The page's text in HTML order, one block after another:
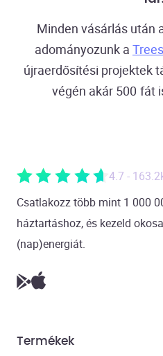
Minden vásárlás után
adományozunk a
újraerdősítési projektek
végén akár 500 fát
4.7 -
Csatlakozz több mint 1 000
háztartáshoz, és kezeld
(nap)energiát.
Termékek